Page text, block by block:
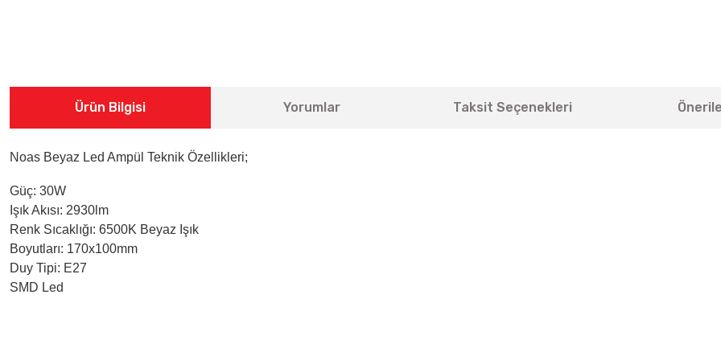
Ürün Bilgisi Yorumlar Taksit Seçenekleri
Noas Beyaz Led Ampül Teknik Özellikleri;
Güç: 30W
Işık Akısı: 2930lm
Renk Sıcaklığı: 6500K Beyaz Işık
Boyutları: 170x100mm
Duy Tipi: E27
SMD Led